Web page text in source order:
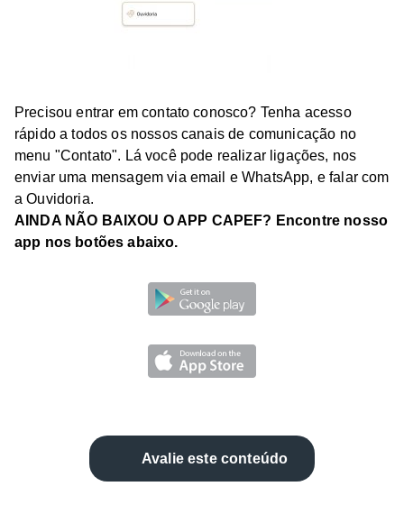
Precisou entrar em contato conosco? Tenha acesso
rápido a todos os nossos canais de comunicação no
menu "Contato". Lá você pode realizar ligações, nos
enviar uma mensagem via email e WhatsApp, e falar com
a Ouvidoria.
AINDA NÃO BAIXOU O APP CAPEF? Encontre nosso
app nos botões abaixo.
Avalie este conteúdo